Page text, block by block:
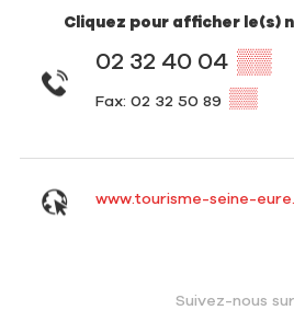
Cliquez pour afficher le(s)
02 32 40 04 ▒▒
Fax: 02 32 50 89 ▒▒
www.tourisme-seine-
Suivez-nous sur